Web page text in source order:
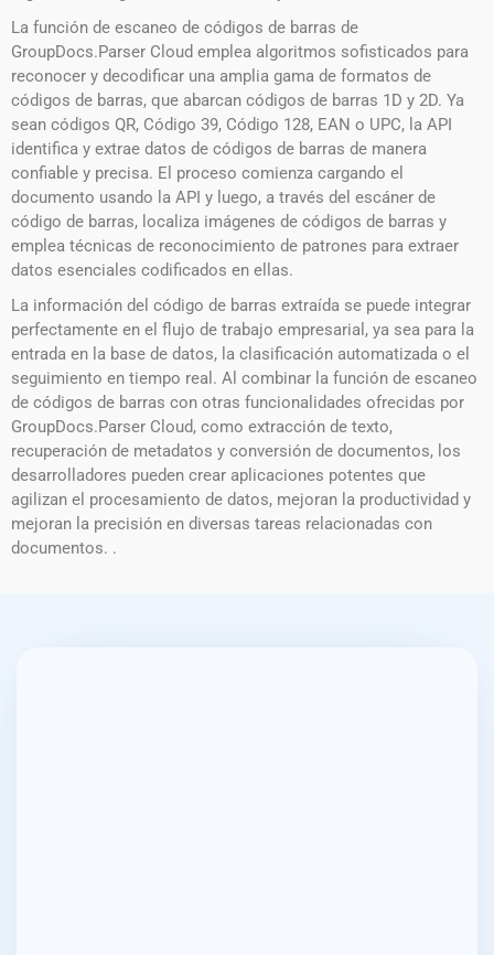
La función de escaneo de códigos de barras de
GroupDocs.Parser Cloud emplea algoritmos sofisticados para
reconocer y decodificar una amplia gama de formatos de
códigos de barras, que abarcan códigos de barras 1D y 2D. Ya
sean códigos QR, Código 39, Código 128, EAN o UPC, la API
identifica y extrae datos de códigos de barras de manera
confiable y precisa. El proceso comienza cargando el
documento usando la API y luego, a través del escáner de
código de barras, localiza imágenes de códigos de barras y
emplea técnicas de reconocimiento de patrones para extraer
datos esenciales codificados en ellas.
La información del código de barras extraída se puede integrar
perfectamente en el flujo de trabajo empresarial, ya sea para la
entrada en la base de datos, la clasificación automatizada o el
seguimiento en tiempo real. Al combinar la función de escaneo
de códigos de barras con otras funcionalidades ofrecidas por
GroupDocs.Parser Cloud, como extracción de texto,
recuperación de metadatos y conversión de documentos, los
desarrolladores pueden crear aplicaciones potentes que
agilizan el procesamiento de datos, mejoran la productividad y
mejoran la precisión en diversas tareas relacionadas con
documentos. .